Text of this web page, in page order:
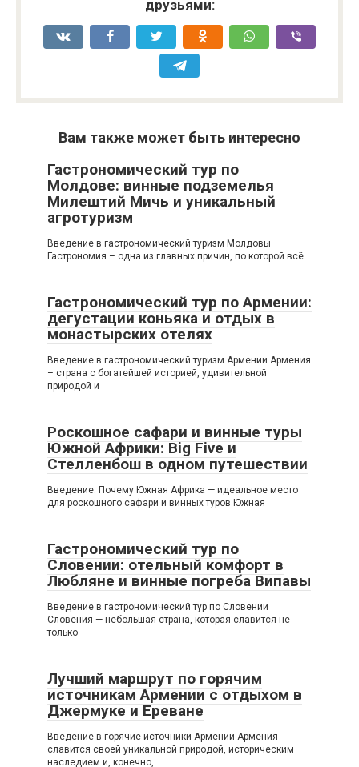
друзьями:
Вам также может быть интересно
Гастрономический тур по
Молдове: винные подземелья
Милештий Мичь и уникальный
агротуризм
Введение в гастрономический туризм Молдовы
Гастрономия – одна из главных причин, по которой всё
Гастрономический тур по Армении:
дегустации коньяка и отдых в
монастырских отелях
Введение в гастрономический туризм Армении Армения
– страна с богатейшей историей, удивительной
природой и
Роскошное сафари и винные туры
Южной Африки: Big Five и
Стелленбош в одном путешествии
Введение: Почему Южная Африка — идеальное место
для роскошного сафари и винных туров Южная
Гастрономический тур по
Словении: отельный комфорт в
Любляне и винные погреба Випавы
Введение в гастрономический тур по Словении
Словения — небольшая страна, которая славится не
только
Лучший маршрут по горячим
источникам Армении с отдыхом в
Джермуке и Ереване
Введение в горячие источники Армении Армения
славится своей уникальной природой, историческим
наследием и, конечно,